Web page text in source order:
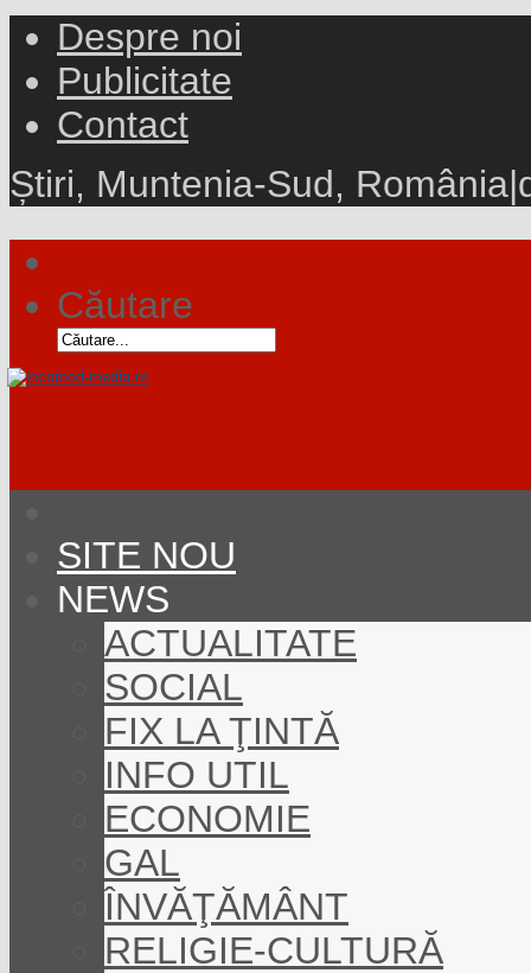
Despre noi
Publicitate
Contact
Știri, Muntenia-Sud, România|
Căutare
SITE NOU
NEWS
ACTUALITATE
SOCIAL
FIX LA ŢINTĂ
INFO UTIL
ECONOMIE
GAL
ÎNVĂŢĂMÂNT
RELIGIE-CULTURĂ